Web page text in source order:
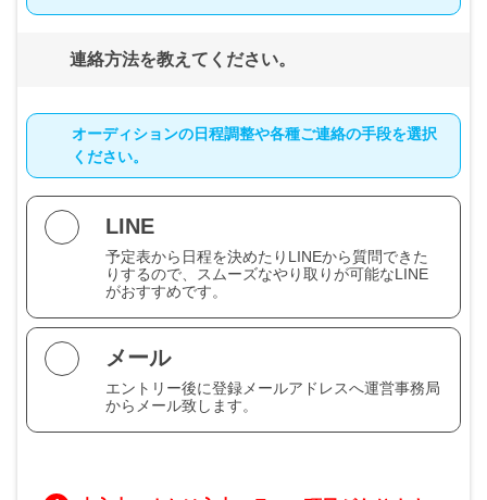
連絡方法を教えてください。
オーディションの日程調整や各種ご連絡の手段を選択
ください。
LINE
予定表から日程を決めたりLINEから質問できた
りするので、スムーズなやり取りが可能なLINE
がおすすめです。
メール
エントリー後に登録メールアドレスへ運営事務局
からメール致します。